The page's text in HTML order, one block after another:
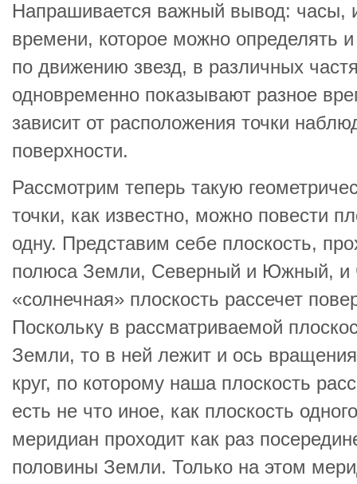
Напрашивается важный вывод: часы,
времени, которое можно определять
по движению звезд, в различных
одновременно показывают разное
зависит от расположения точки
поверхности.
Рассмотрим теперь такую
точки, как известно, можно повести
одну. Представим себе плоскость,
полюса Земли, Северный и Южный, и
«солнечная» плоскость рассечет
Поскольку в рассматриваемой
Земли, то в ней лежит и ось
круг, по которому наша плоскость
есть не что иное, как плоскость
меридиан проходит как раз
половины Земли. Только на этом